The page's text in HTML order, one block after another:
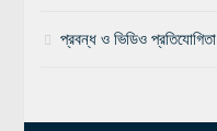
প্রবন্ধ ও ভিডিও প্রতিযোগিতা